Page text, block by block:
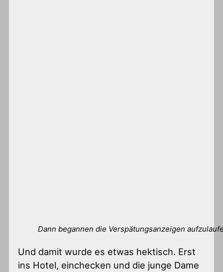
Dann begannen die Verspätungsanzeigen
Und damit wurde es etwas hektisch. Erst
ins Hotel, einchecken und die junge Dame